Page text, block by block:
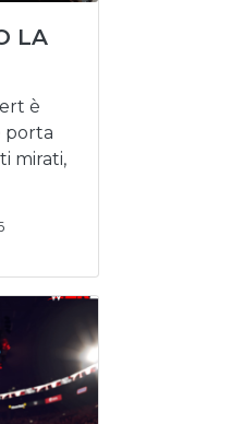
LA
è
porta
mirati,